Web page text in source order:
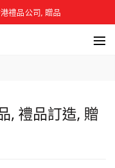
禮品公司, 贈品
, 禮品訂造, 贈